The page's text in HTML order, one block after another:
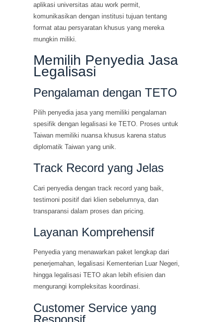
aplikasi universitas atau work permit,
komunikasikan dengan institusi tujuan tentang
format atau persyaratan khusus yang mereka
mungkin miliki.
Memilih Penyedia Jasa
Legalisasi
Pengalaman dengan TETO
Pilih penyedia jasa yang memiliki pengalaman
spesifik dengan legalisasi ke TETO. Proses untuk
Taiwan memiliki nuansa khusus karena status
diplomatik Taiwan yang unik.
Track Record yang Jelas
Cari penyedia dengan track record yang baik,
testimoni positif dari klien sebelumnya, dan
transparansi dalam proses dan pricing.
Layanan Komprehensif
Penyedia yang menawarkan paket lengkap dari
penerjemahan, legalisasi Kementerian Luar Negeri,
hingga legalisasi TETO akan lebih efisien dan
mengurangi kompleksitas koordinasi.
Customer Service yang
Responsif